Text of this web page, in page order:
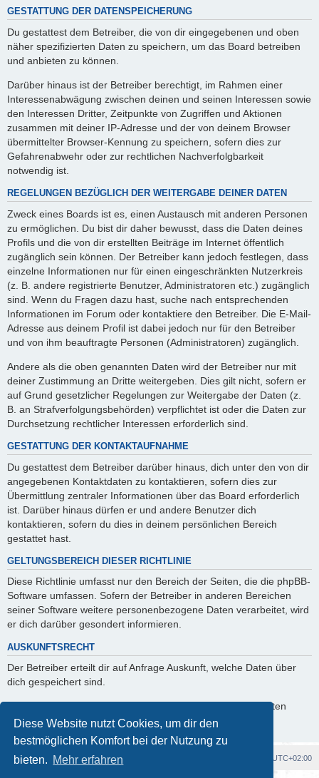
Diese Website nutzt Cookies, um dir den
bestmöglichen Komfort bei der Nutzung zu
bieten. Mehr erfahren
GESTATTUNG DER DATENSPEICHERUNG
Du gestattest dem Betreiber, die von dir eingegebenen und oben
näher spezifizierten Daten zu speichern, um das Board betreiben
und anbieten zu können.
Darüber hinaus ist der Betreiber berechtigt, im Rahmen einer
Interessenabwägung zwischen deinen und seinen Interessen sowie
den Interessen Dritter, Zeitpunkte von Zugriffen und Aktionen
zusammen mit deiner IP-Adresse und der von deinem Browser
übermittelter Browser-Kennung zu speichern, sofern dies zur
Gefahrenabwehr oder zur rechtlichen Nachverfolgbarkeit
notwendig ist.
REGELUNGEN BEZÜGLICH DER WEITERGABE DEINER DATEN
Zweck eines Boards ist es, einen Austausch mit anderen Personen
zu ermöglichen. Du bist dir daher bewusst, dass die Daten deines
Profils und die von dir erstellten Beiträge im Internet öffentlich
zugänglich sein können. Der Betreiber kann jedoch festlegen, dass
einzelne Informationen nur für einen eingeschränkten Nutzerkreis
(z. B. andere registrierte Benutzer, Administratoren etc.) zugänglich
sind. Wenn du Fragen dazu hast, suche nach entsprechenden
Informationen im Forum oder kontaktiere den Betreiber. Die E-Mail-
Adresse aus deinem Profil ist dabei jedoch nur für den Betreiber
und von ihm beauftragte Personen (Administratoren) zugänglich.
Andere als die oben genannten Daten wird der Betreiber nur mit
deiner Zustimmung an Dritte weitergeben. Dies gilt nicht, sofern er
auf Grund gesetzlicher Regelungen zur Weitergabe der Daten (z.
B. an Strafverfolgungsbehörden) verpflichtet ist oder die Daten zur
Durchsetzung rechtlicher Interessen erforderlich sind.
GESTATTUNG DER KONTAKTAUFNAHME
Du gestattest dem Betreiber darüber hinaus, dich unter den von dir
angegebenen Kontaktdaten zu kontaktieren, sofern dies zur
Übermittlung zentraler Informationen über das Board erforderlich
ist. Darüber hinaus dürfen er und andere Benutzer dich
kontaktieren, sofern du dies in deinem persönlichen Bereich
gestattet hast.
GELTUNGSBEREICH DIESER RICHTLINIE
Diese Richtlinie umfasst nur den Bereich der Seiten, die die phpBB-
Software umfassen. Sofern der Betreiber in anderen Bereichen
seiner Software weitere personenbezogene Daten verarbeitet, wird
er dich darüber gesondert informieren.
AUSKUNFTSRECHT
Der Betreiber erteilt dir auf Anfrage Auskunft, welche Daten über
dich gespeichert sind.
Du kannst jederzeit die Löschung bzw. Sperrung deiner Daten
verlangen. Kontaktiere hierzu bitte den Betreiber.
Foren-Übersicht UTC+02:00